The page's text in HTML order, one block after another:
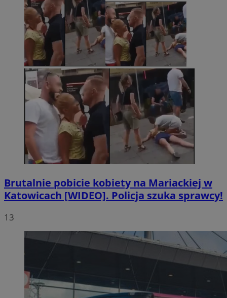
Brutalnie pobicie kobiety na Mariackiej w
Katowicach [WIDEO]. Policja szuka sprawcy!
13